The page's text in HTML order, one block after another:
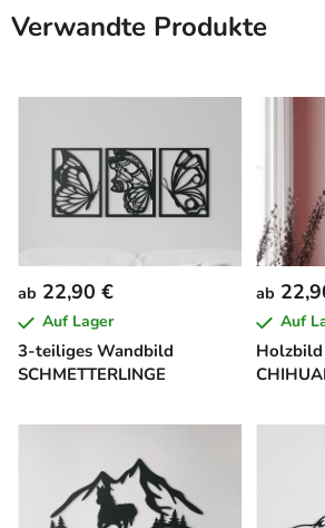
Verwandte Produkte
3-teiliges Wandbild
SCHMETTERLINGE
ab 22,90 €
Auf Lager
ab
Auf